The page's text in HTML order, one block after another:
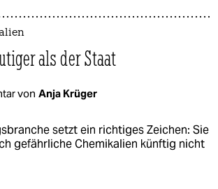
als der Staat
von Anja Krüger
setzt ein richtiges Zeichen: Sie
gefährliche Chemikalien künftig nicht